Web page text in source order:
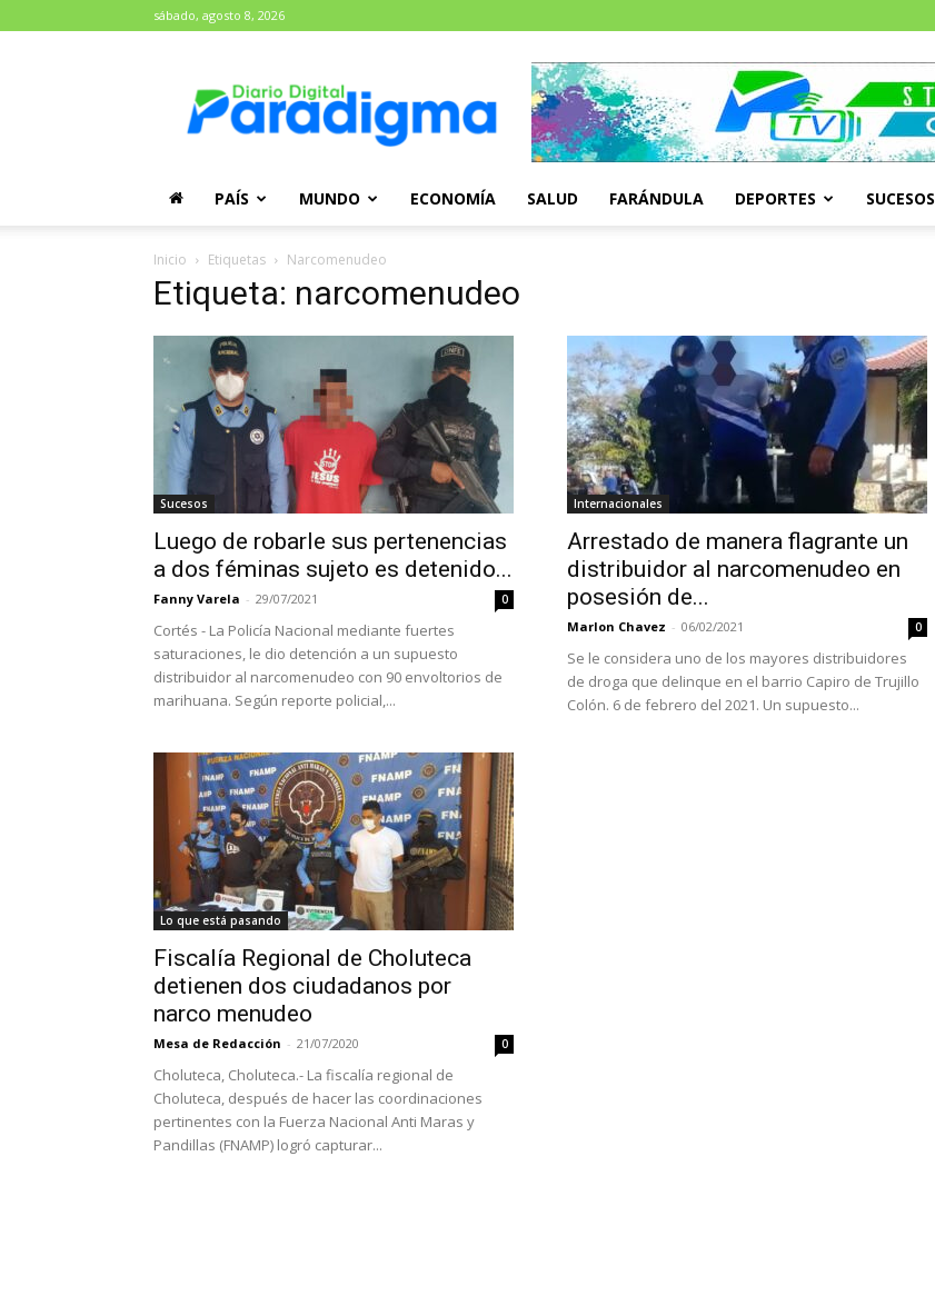
sábado, agosto 8, 2026
Paradigma
PAÍS MUNDO ECONOMÍA SALUD FARÁNDULA DEPORTES SUCESOS
Inicio Etiquetas Narcomenudeo
Etiqueta: narcomenudeo
Sucesos
Luego de robarle sus pertenencias
a dos féminas sujeto es detenido...
Fanny Varela - 29/07/2021 0
Cortés - La Policía Nacional mediante fuertes
saturaciones, le dio detención a un supuesto
distribuidor al narcomenudeo con 90 envoltorios de
marihuana. Según reporte policial,...
Internacionales
Arrestado de manera flagrante un
distribuidor al narcomenudeo en
posesión de...
Marlon Chavez - 06/02/2021 0
Se le considera uno de los mayores distribuidores
de droga que delinque en el barrio Capiro de Trujillo
Colón. 6 de febrero del 2021. Un supuesto...
Lo que está pasando
Fiscalía Regional de Choluteca
detienen dos ciudadanos por
narco menudeo
Mesa de Redacción - 21/07/2020 0
Choluteca, Choluteca.- La fiscalía regional de
Choluteca, después de hacer las coordinaciones
pertinentes con la Fuerza Nacional Anti Maras y
Pandillas (FNAMP) logró capturar...